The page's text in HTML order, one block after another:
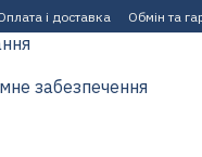
і доставка Обмін та
забезпечення